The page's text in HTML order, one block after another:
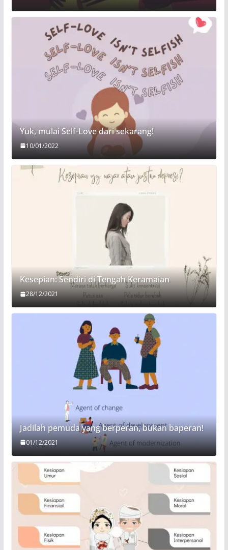
Yuk, mulai Self-Love dari sekarang!
10/01/2022
Kesepian: Sendiri di Tengah Keramaian
28/12/2021
Jadilah pemuda yang berperan, bukan baperan!
01/12/2021